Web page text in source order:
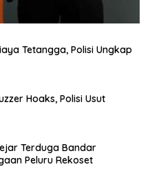
Tetangga, Polisi Ungkap
Hoaks, Polisi Usut
Terduga Bandar
Peluru Rekoset